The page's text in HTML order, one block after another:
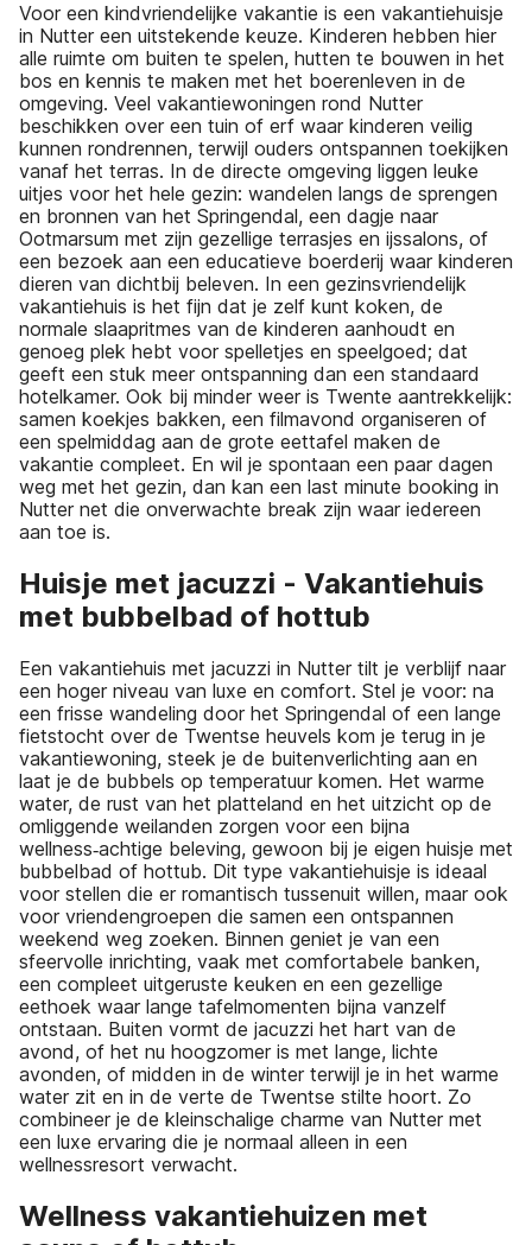
Voor een kindvriendelijke vakantie is een vakantiehuisje
in Nutter een uitstekende keuze. Kinderen hebben hier
alle ruimte om buiten te spelen, hutten te bouwen in het
bos en kennis te maken met het boerenleven in de
omgeving. Veel vakantiewoningen rond Nutter
beschikken over een tuin of erf waar kinderen veilig
kunnen rondrennen, terwijl ouders ontspannen toekijken
vanaf het terras. In de directe omgeving liggen leuke
uitjes voor het hele gezin: wandelen langs de sprengen
en bronnen van het Springendal, een dagje naar
Ootmarsum met zijn gezellige terrasjes en ijssalons, of
een bezoek aan een educatieve boerderij waar kinderen
dieren van dichtbij beleven. In een gezinsvriendelijk
vakantiehuis is het fijn dat je zelf kunt koken, de
normale slaapritmes van de kinderen aanhoudt en
genoeg plek hebt voor spelletjes en speelgoed; dat
geeft een stuk meer ontspanning dan een standaard
hotelkamer. Ook bij minder weer is Twente aantrekkelijk:
samen koekjes bakken, een filmavond organiseren of
een spelmiddag aan de grote eettafel maken de
vakantie compleet. En wil je spontaan een paar dagen
weg met het gezin, dan kan een last minute booking in
Nutter net die onverwachte break zijn waar iedereen
aan toe is.
Huisje met jacuzzi - Vakantiehuis
met bubbelbad of hottub
Een vakantiehuis met jacuzzi in Nutter tilt je verblijf naar
een hoger niveau van luxe en comfort. Stel je voor: na
een frisse wandeling door het Springendal of een lange
fietstocht over de Twentse heuvels kom je terug in je
vakantiewoning, steek je de buitenverlichting aan en
laat je de bubbels op temperatuur komen. Het warme
water, de rust van het platteland en het uitzicht op de
omliggende weilanden zorgen voor een bijna
wellness‑achtige beleving, gewoon bij je eigen huisje met
bubbelbad of hottub. Dit type vakantiehuisje is ideaal
voor stellen die er romantisch tussenuit willen, maar ook
voor vriendengroepen die samen een ontspannen
weekend weg zoeken. Binnen geniet je van een
sfeervolle inrichting, vaak met comfortabele banken,
een compleet uitgeruste keuken en een gezellige
eethoek waar lange tafelmomenten bijna vanzelf
ontstaan. Buiten vormt de jacuzzi het hart van de
avond, of het nu hoogzomer is met lange, lichte
avonden, of midden in de winter terwijl je in het warme
water zit en in de verte de Twentse stilte hoort. Zo
combineer je de kleinschalige charme van Nutter met
een luxe ervaring die je normaal alleen in een
wellnessresort verwacht.
Wellness vakantiehuizen met